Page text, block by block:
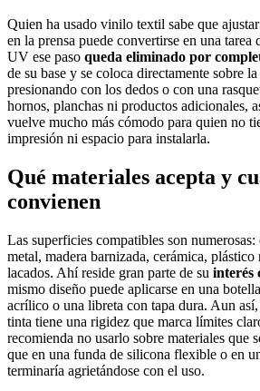
Quien ha usado vinilo textil sabe que
en la prensa puede convertirse en una
UV ese paso queda eliminado por
de su base y se coloca directamente sobre
presionando con los dedos o con una
hornos, planchas ni productos adicionales,
vuelve mucho más cómodo para quien no
impresión ni espacio para instalarla.
Qué materiales acepta y
convienen
Las superficies compatibles son
metal, madera barnizada, cerámica,
lacados. Ahí reside gran parte de su interés
mismo diseño puede aplicarse en una
acrílico o una libreta con tapa dura. Aun
tinta tiene una rigidez que marca límites
recomienda no usarlo sobre materiales que
que en una funda de silicona flexible o en
terminaría agrietándose con el uso.